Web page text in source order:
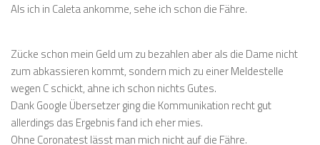
Als ich in Caleta ankomme, sehe ich schon die Fähre.
Zücke schon mein Geld um zu bezahlen aber als die Dame nicht
zum abkassieren kommt, sondern mich zu einer Meldestelle
wegen C schickt, ahne ich schon nichts Gutes.
Dank Google Übersetzer ging die Kommunikation recht gut
allerdings das Ergebnis fand ich eher mies.
Ohne Coronatest lässt man mich nicht auf die Fähre.